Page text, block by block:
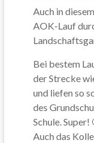
Auch in
AOK-Lauf
Bei bestem
der Strecke
und liefen so
des
Schule. Super!
Auch das